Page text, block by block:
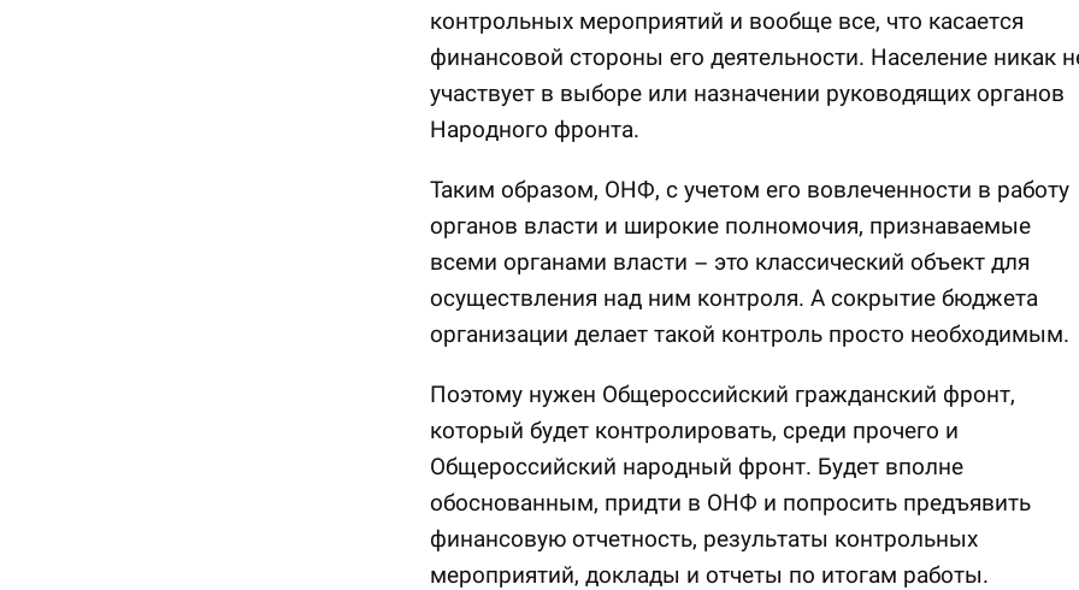
контрольных мероприятий и вообще все, что касается
финансовой стороны его деятельности. Население никак
участвует в выборе или назначении руководящих органов
Народного фронта.
Таким образом, ОНФ, с учетом его вовлеченности в работу
органов власти и широкие полномочия, признаваемые
всеми органами власти – это классический объект для
осуществления над ним контроля. А сокрытие бюджета
организации делает такой контроль просто необходимым.
Поэтому нужен Общероссийский гражданский фронт,
который будет контролировать, среди прочего и
Общероссийский народный фронт. Будет вполне
обоснованным, придти в ОНФ и попросить предъявить
финансовую отчетность, результаты контрольных
мероприятий, доклады и отчеты по итогам работы.